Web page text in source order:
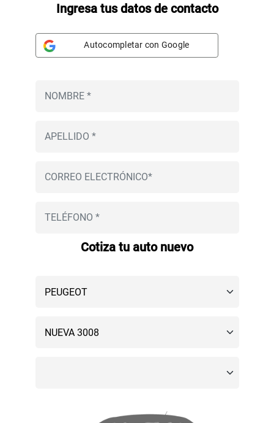
Ingresa tus datos de contacto
Autocompletar con Google
Cotiza tu auto nuevo